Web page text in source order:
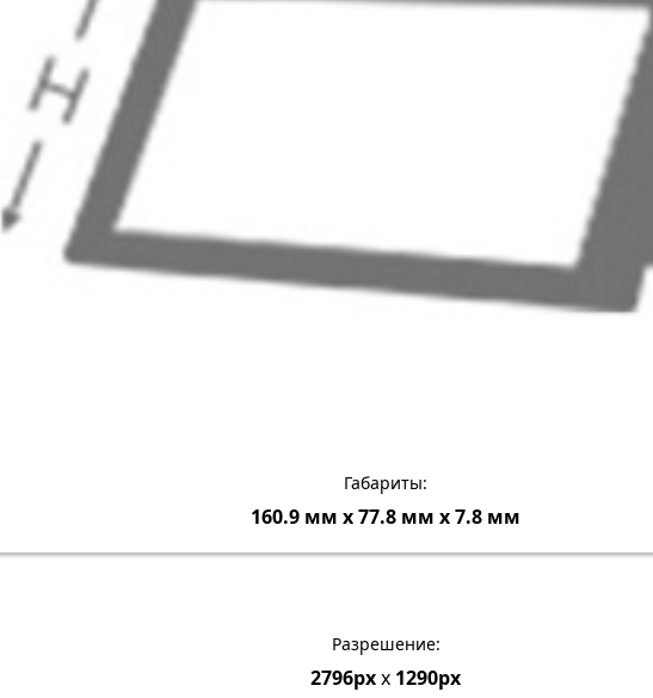
Габариты:
160.9 мм х 77.8 мм х 7.8 мм
Разрешение:
2796pxx 1290px